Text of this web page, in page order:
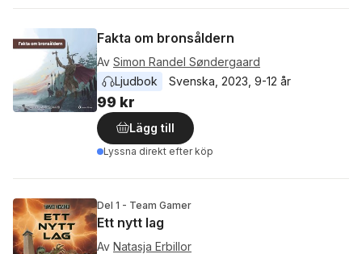
Fakta om bronsåldern
Av Simon Randel Søndergaard
Ljudbok
Svenska 2023 9-12 år
99 kr
Lägg till
Lyssna direkt efter köp
Del 1 - Team Gamer
Ett nytt lag
Av Natasja Erbillor